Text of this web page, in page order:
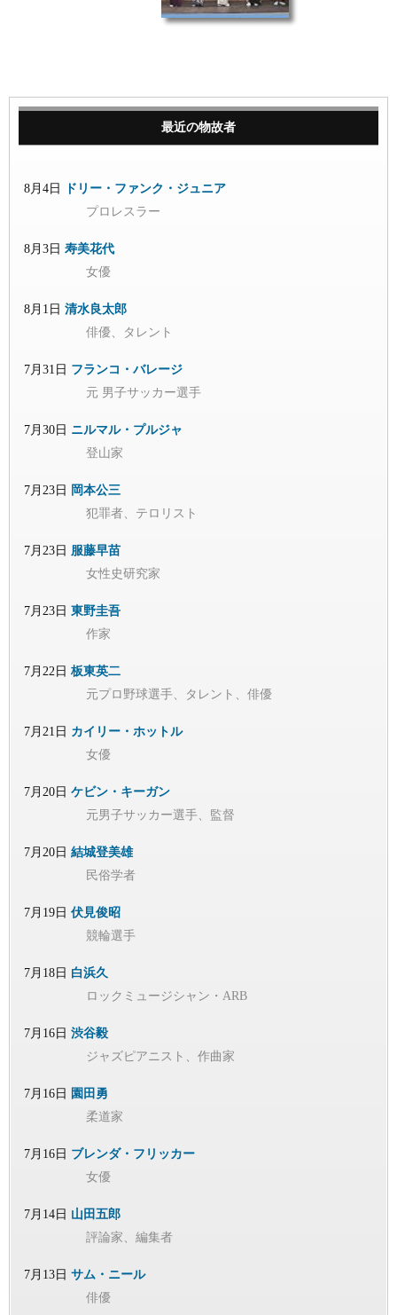
最近の物故者
8月4日
ドリー・ファンク・ジュニア
プロレスラー
8月3日 寿美花代
女優
8月1日 清水良太郎
俳優、タレント
7月31日 フランコ・バレージ
元 男子サッカー選手
7月30日 ニルマル・プルジャ
登山家
7月23日 岡本公三
犯罪者、テロリスト
7月23日 服藤早苗
女性史研究家
7月23日 東野圭吾
作家
7月22日 板東英二
元プロ野球選手、タレント、俳優
7月21日 カイリー・ホットル
女優
7月20日 ケビン・キーガン
元男子サッカー選手、監督
7月20日 結城登美雄
民俗学者
7月19日 伏見俊昭
競輪選手
7月18日 白浜久
ロックミュージシャン・ARB
7月16日 渋谷毅
ジャズピアニスト、作曲家
7月16日 園田勇
柔道家
7月16日 ブレンダ・フリッカー
女優
7月14日 山田五郎
評論家、編集者
7月13日 サム・ニール
俳優